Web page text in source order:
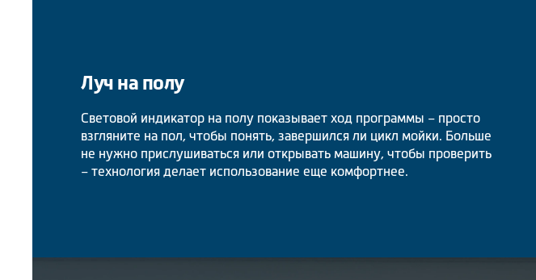
Луч на полу
Световой индикатор на полу показывает ход программы – просто
взгляните на пол, чтобы понять, завершился ли цикл мойки. Больше
не нужно прислушиваться или открывать машину, чтобы проверить
– технология делает использование еще комфортнее.